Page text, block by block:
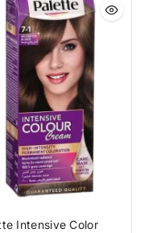
Intensive Color